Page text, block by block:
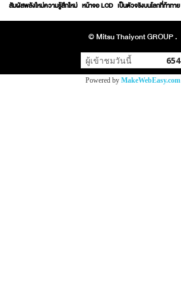
สัมผัสพลังใหม่ความรู้สึกใหม่ หน้าจอ LCD เป็นตัวจริงบนโลกที่ท้าทาย
© Mitsu Thaiyont GROUP .
ผู้เข้าชมวันนี้ 654
Powered by MakeWebEasy.com